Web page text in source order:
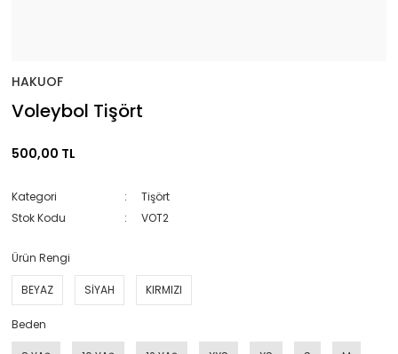
HAKUOF
Voleybol Tişört
500,00 TL
Kategori
Tişört
Stok Kodu
VOT2
Ürün Rengi
BEYAZ SİYAH KIRMIZI
Beden